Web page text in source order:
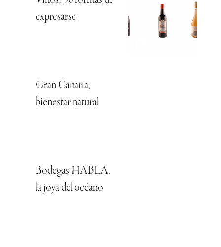
expresarse
Gran Canaria,
bienestar natural
Bodegas HABLA,
la joya del océano